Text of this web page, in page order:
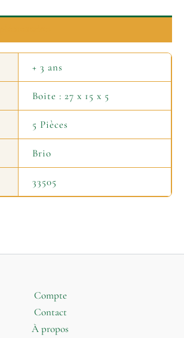
+ 3 ans
Boite : 27 x 15 x 5
5 Pièces
Brio
33505
Compte
Contact
À propos